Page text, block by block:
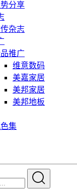
分享
杂志
推广
维意数码
美嘉家居
美邦家居
美邦地板
集